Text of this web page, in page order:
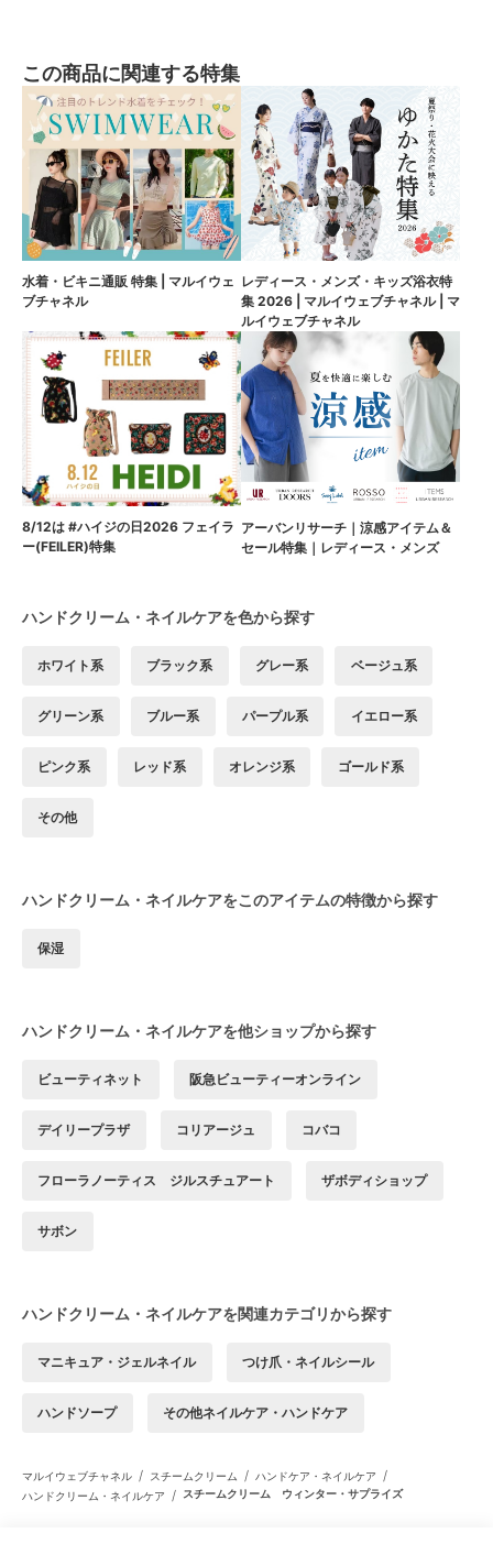
この商品に関連する特集
水着・ビキニ通販 特集 | マルイウェ
ブチャネル
レディース・メンズ・キッズ浴衣特
集 2026 | マルイウェブチャネル | マ
ルイウェブチャネル
8/12は #ハイジの日2026 フェイラ
ー(FEILER)特集
アーバンリサーチ｜涼感アイテム＆
セール特集｜レディース・メンズ
ハンドクリーム・ネイルケアを色から探す
ホワイト系 ブラック系 グレー系 ベージュ系
グリーン系 ブルー系 パープル系 イエロー系
ピンク系 レッド系 オレンジ系 ゴールド系
その他
ハンドクリーム・ネイルケアをこのアイテムの特徴から探す
保湿
ハンドクリーム・ネイルケアを他ショップから探す
ビューティネット 阪急ビューティーオンライン
デイリープラザ コリアージュ コバコ
フローラノーティス ジルスチュアート ザボディショップ
サボン
ハンドクリーム・ネイルケアを関連カテゴリから探す
マニキュア・ジェルネイル つけ爪・ネイルシール
ハンドソープ その他ネイルケア・ハンドケア
マルイウェブチャネル / スチームクリーム / ハンドケア・ネイルケア /
ハンドクリーム・ネイルケア / スチームクリーム ウィンター・サプライズ